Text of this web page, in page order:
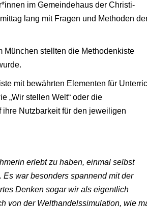
im Gemeindehaus der Christi-
lang mit Fragen und Methoden
München stellten die Methodenkiste
mit bewährten Elementen für
„Wir stellen Welt“ oder die
ihre Nutzbarkeit für den jeweiligen
erlebt zu haben, einmal selbst
war besonders spannend mit der
Denken sogar wir als eigentlich
von der Welthandelssimulation, wie